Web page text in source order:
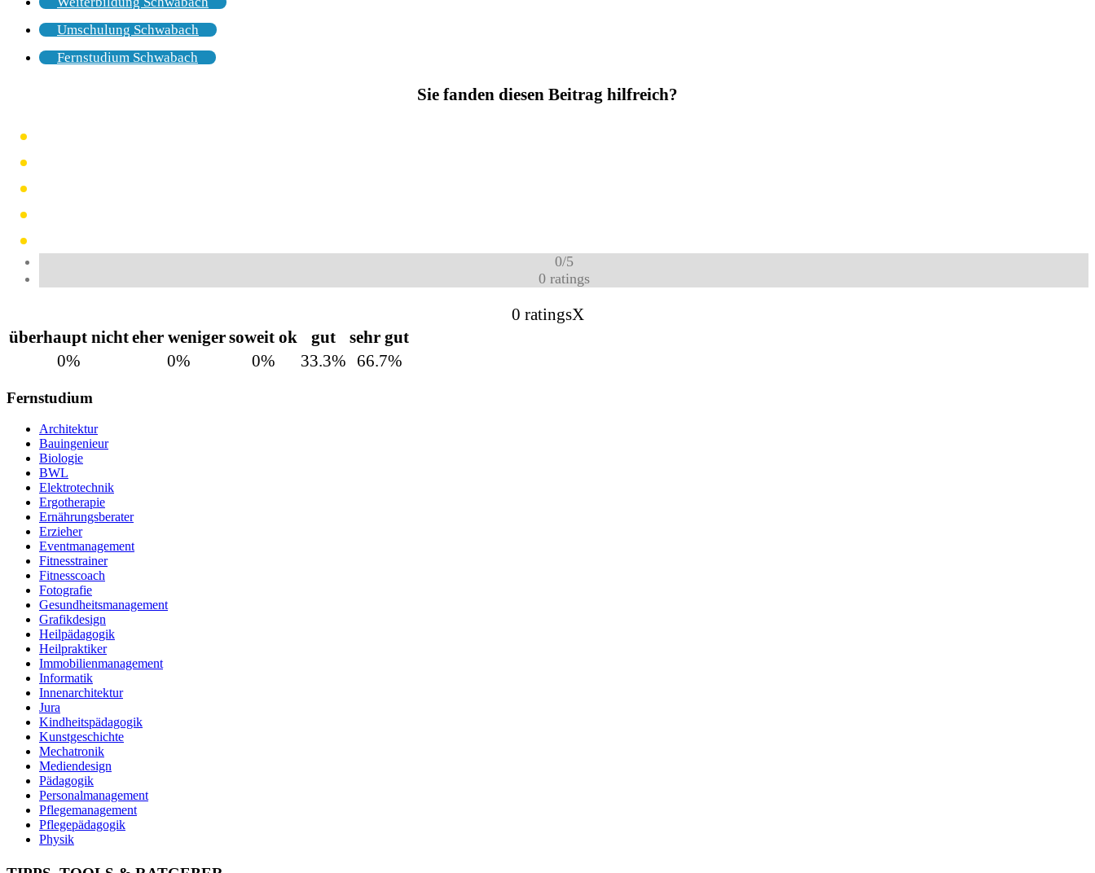
Umschulung Schwabach
Fernstudium Schwabach
Sie fanden diesen Beitrag hilfreich?
0/5
0ratings
0 ratingsX
überhaupt nichteher wenigersoweit ok gut
sehr gut
0%
0% 0% 33.3% 66.7%
Fernstudium
Architektur
Bauingenieur
Biologie
BWL
Elektrotechnik
Ergotherapie
Ernährungsberater
Erzieher
Eventmanagement
Fitnesstrainer
Fitnesscoach
Fotografie
Gesundheitsmanagement
Grafikdesign
Heilpädagogik
Heilpraktiker
Immobilienmanagement
Informatik
Innenarchitektur
Jura
Kindheitspädagogik
Kunstgeschichte
Mechatronik
Mediendesign
Pädagogik
Personalmanagement
Pflegemanagement
Pflegepädagogik
Physik
Psychologie